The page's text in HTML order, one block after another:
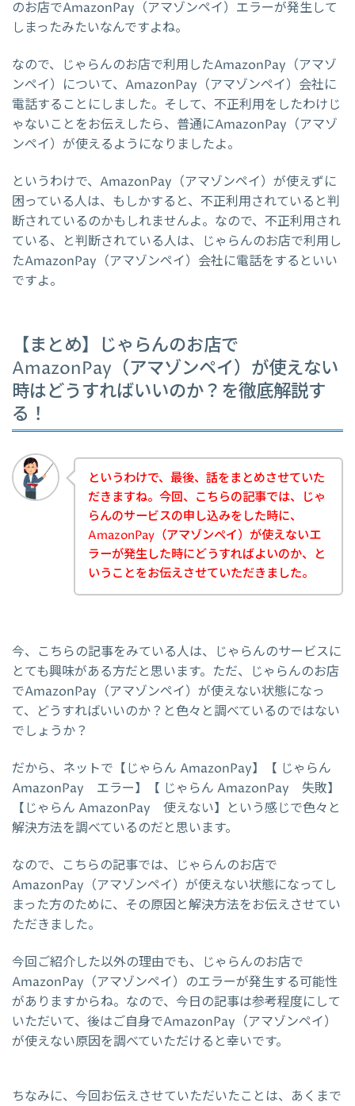
のお店でAmazonPay（アマゾンペイ）エラーが発生して
しまったみたいなんですよね。
なので、じゃらんのお店で利用したAmazonPay（アマゾ
ンペイ）について、AmazonPay（アマゾンペイ）会社に
電話することにしました。そして、不正利用をしたわけじ
ゃないことをお伝えしたら、普通にAmazonPay（アマゾ
ンペイ）が使えるようになりましたよ。
というわけで、AmazonPay（アマゾンペイ）が使えずに
困っている人は、もしかすると、不正利用されていると判
断されているのかもしれませんよ。なので、不正利用され
ている、と判断されている人は、じゃらんのお店で利用し
たAmazonPay（アマゾンペイ）会社に電話をするといい
ですよ。
【まとめ】じゃらんのお店で
AmazonPay（アマゾンペイ）が使えない
時はどうすればいいのか？を徹底解説す
る！
というわけで、最後、話をまとめさせていた
だきますね。今回、こちらの記事では、じゃ
らんのサービスの申し込みをした時に、
AmazonPay（アマゾンペイ）が使えないエ
ラーが発生した時にどうすればよいのか、と
いうことをお伝えさせていただきました。
今、こちらの記事をみている人は、じゃらんのサービスに
とても興味がある方だと思います。ただ、じゃらんのお店
でAmazonPay（アマゾンペイ）が使えない状態になっ
て、どうすればいいのか？と色々と調べているのではない
でしょうか？
だから、ネットで【じゃらん AmazonPay】【 じゃらん
AmazonPay エラー】【 じゃらん AmazonPay 失敗】
【じゃらん AmazonPay 使えない】という感じで色々と
解決方法を調べているのだと思います。
なので、こちらの記事では、じゃらんのお店で
AmazonPay（アマゾンペイ）が使えない状態になってし
まった方のために、その原因と解決方法をお伝えさせてい
ただきました。
今回ご紹介した以外の理由でも、じゃらんのお店で
AmazonPay（アマゾンペイ）のエラーが発生する可能性
がありますからね。なので、今日の記事は参考程度にして
いただいて、後はご自身でAmazonPay（アマゾンペイ）
が使えない原因を調べていただけると幸いです。
ちなみに、今回お伝えさせていただいたことは、あくまで